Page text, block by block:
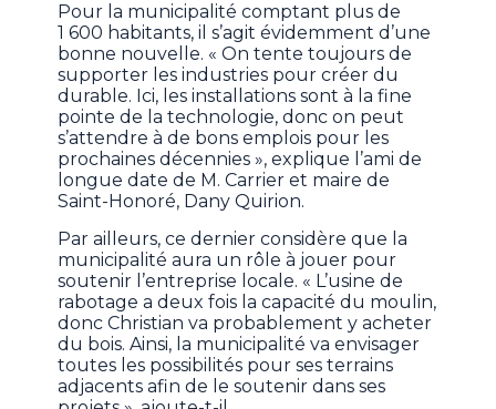
Pour la municipalité comptant plus de
1 600 habitants, il s’agit évidemment d’une
bonne nouvelle. « On tente toujours de
supporter les industries pour créer du
durable. Ici, les installations sont à la fine
pointe de la technologie, donc on peut
s’attendre à de bons emplois pour les
prochaines décennies », explique l’ami de
longue date de M. Carrier et maire de
Saint-Honoré, Dany Quirion.
Par ailleurs, ce dernier considère que la
municipalité aura un rôle à jouer pour
soutenir l’entreprise locale. « L’usine de
rabotage a deux fois la capacité du moulin,
donc Christian va probablement y acheter
du bois. Ainsi, la municipalité va envisager
toutes les possibilités pour ses terrains
adjacents afin de le soutenir dans ses